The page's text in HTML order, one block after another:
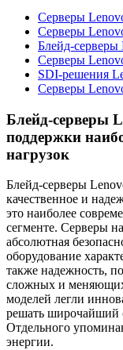
Серверы
Серверы
Блейд-серверы
Cерверы
SDI-решения
Серверы
Блейд-серверы
поддержки
нагрузок
Блейд-серверы
качественное и
это наиболее
сегменте. Серверы
абсолютная
оборудование
также надежность,
сложных и
моделей легли
решать широчайший
Отдельного
энергии.